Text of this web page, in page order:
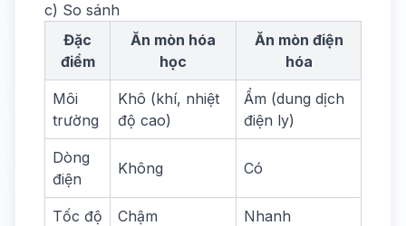
c) So sánh
Đặc
điểm
Ăn mòn hóa
học
Ăn mòn điện
hóa
Môi
trường
Khô (khí, nhiệt
độ cao)
Ẩm (dung dịch
điện ly)
Dòng
điện
Không Có
Tốc độ Chậm Nhanh